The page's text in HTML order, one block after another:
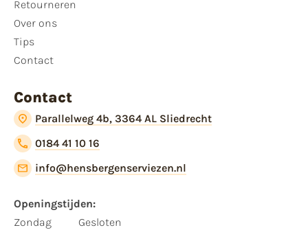
Retourneren
Over ons
Tips
Contact
Contact
Parallelweg 4b, 3364 AL Sliedrecht
0184 41 10 16
info@hensbergenserviezen.nl
Openingstijden:
Zondag
Gesloten